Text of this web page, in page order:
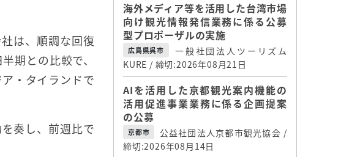
は、順調な回復
期との比較で、
・タイランドで
奏し、前週比で
海外メディア等を活用した台湾市場
向け観光情報発信業務に係る公募
型プロポーザルの実施
広島県呉市
一般社団法人ツーリズム
KURE / 締切:2026年08月21日
AIを活用した京都観光案内機能の
活用促進事業業務に係る企画提案
の公募
京都市
公益社団法人京都市観光協会 /
締切:2026年08月14日